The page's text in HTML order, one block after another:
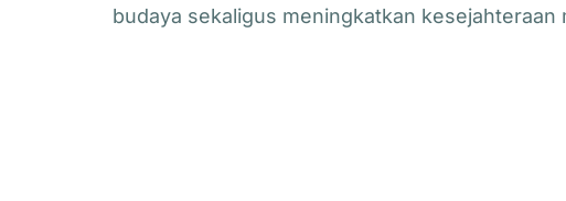
budaya sekaligus meningkatkan